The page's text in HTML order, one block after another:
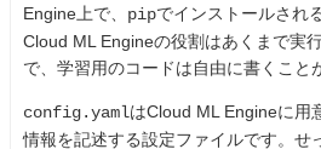
Engine上で、 pipでインストールされ
Cloud ML Engineの役割はあくまで実
で、学習用のコードは自由に書くこと
config.yamlはCloud ML Engineに用
情報を記述する設定ファイルです。せ